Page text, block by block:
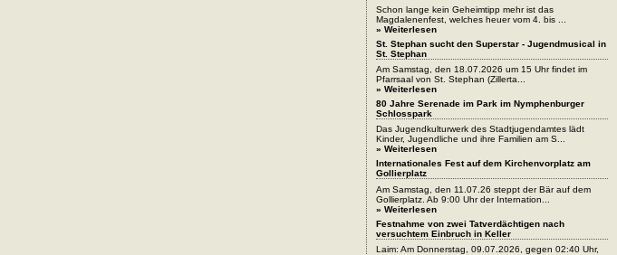
Schon lange kein Geheimtipp mehr ist das
Magdalenenfest, welches heuer vom 4. bis ...
» Weiterlesen
St. Stephan sucht den Superstar - Jugendmusical in
St. Stephan
Am Samstag, den 18.07.2026 um 15 Uhr findet im
Pfarrsaal von St. Stephan (Zillerta...
» Weiterlesen
80 Jahre Serenade im Park im Nymphenburger
Schlosspark
Das Jugendkulturwerk des Stadtjugendamtes lädt
Kinder, Jugendliche und ihre Familien am S...
» Weiterlesen
Internationales Fest auf dem Kirchenvorplatz am
Gollierplatz
Am Samstag, den 11.07.26 steppt der Bär auf dem
Gollierplatz. Ab 9:00 Uhr der Internation...
» Weiterlesen
Festnahme von zwei Tatverdächtigen nach
versuchtem Einbruch in Keller
Laim: Am Donnerstag, 09.07.2026, gegen 02:40 Uhr,